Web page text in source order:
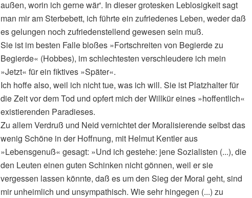
außen, worin ich gernewär'. In dieser grotesken Leblosigkeit sagt
man mir am Sterbebett, ich führte ein zufriedenes Leben, weder daß
es gelungen noch zufriedenstellend gewesen sein muß.
Sie ist im besten Falle bloßes »Fortschreiten von Begierde zu
Begierde« (Hobbes), im schlechtesten verschleudere ich mein
»Jetzt« für ein fiktives »Später«.
Ich hoffe also, weil ich nicht tue, was ich will. Sie ist Platzhalter für
die Zeit vor dem Tod und opfert mich der Willkür eines »hoffentlich«
existierenden Paradieses.
Zu allem Verdruß und Neid vernichtet der Moralisierende selbst das
wenig Schöne in der Hoffnung, mit Helmut Kentler aus
»Lebensgenuß« gesagt: »Und ich gestehe: jene Sozialisten (...), die
den Leuten einen guten Schinken nicht gönnen, weil er sie
vergessen lassen könnte, daß es um den Sieg der Moral geht, sind
mir unheimlich und unsympathisch. Wie sehr hingegen (...) zu